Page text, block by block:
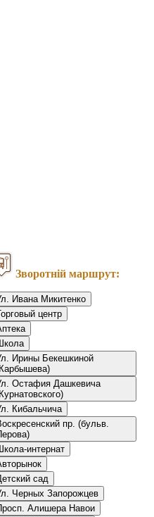
Зворотній маршрут:
Ивана Микитенко
центр
Ирины Бекешкиной
Остафия Дашкевича
Кибальчича
пр. (бульв.
интернат
сад
Черных Запорожцев
Алишера Навои